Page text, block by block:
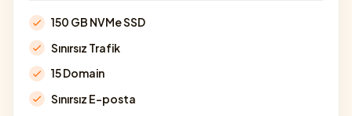
150 GB NVMe SSD
Sınırsız Trafik
15 Domain
Sınırsız E-posta